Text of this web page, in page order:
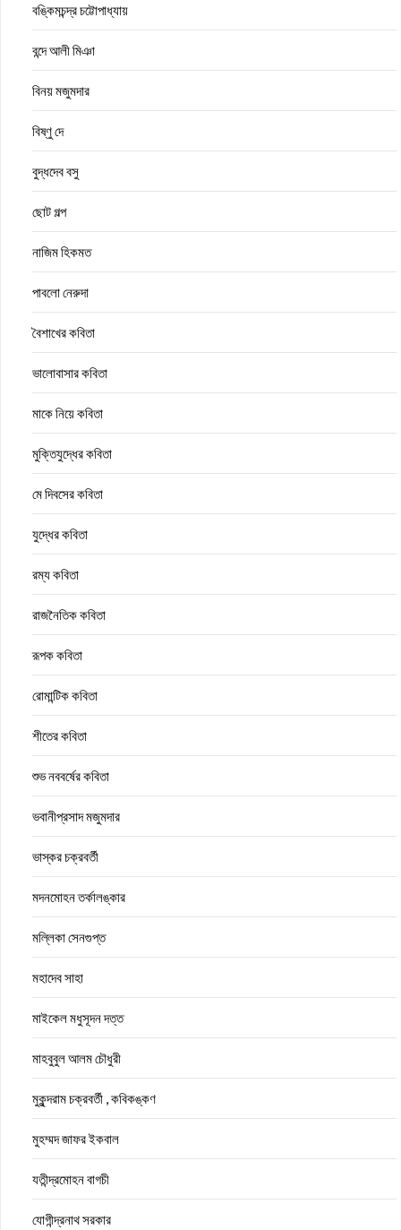
বঙ্কিমচন্দ্র চট্টোপাধ্যায়
বন্দে আলী মিঞা
বিনয় মজুমদার
বিষ্ণু দে
বুদ্ধদেব বসু
ছোট গল্প
নাজিম হিকমত
পাবলো নেরুদা
বৈশাখের কবিতা
ভালোবাসার কবিতা
মাকে নিয়ে কবিতা
মুক্তিযুদ্ধের কবিতা
মে দিবসের কবিতা
যুদ্ধের কবিতা
রম্য কবিতা
রাজনৈতিক কবিতা
রূপক কবিতা
রোমান্টিক কবিতা
শীতের কবিতা
শুভ নববর্ষের কবিতা
ভবানীপ্রসাদ মজুমদার
ভাস্কর চক্রবর্তী
মদনমোহন তর্কালঙ্কার
মল্লিকা সেনগুপ্ত
মহাদেব সাহা
মাইকেল মধুসূদন দত্ত
মাহবুবুল আলম চৌধুরী
মুকুন্দরাম চক্রবর্তী , কবিকঙ্কণ
মুহম্মদ জাফর ইকবাল
যতীন্দ্রমোহন বাগচী
যোগীন্দ্রনাথ সরকার